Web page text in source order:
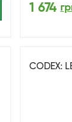
1 674
CODEX: